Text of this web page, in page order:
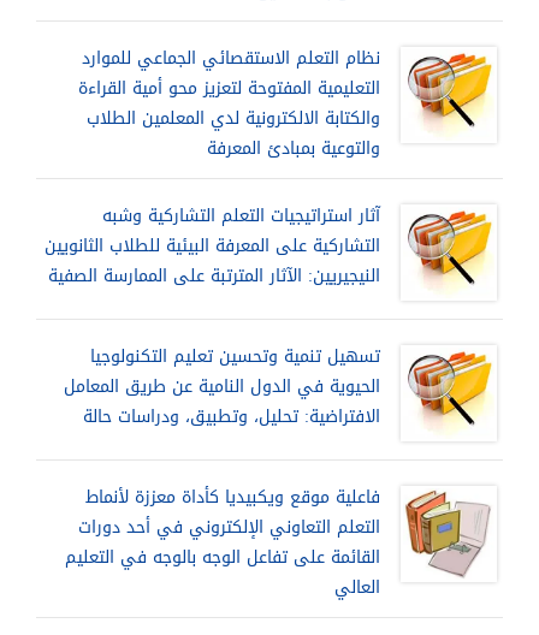
نظام التعلم الاستقصائي الجماعي للموارد
التعليمية المفتوحة لتعزيز محو أمية القراءة
والكتابة الالكترونية لدي المعلمين الطلاب
والتوعية بمبادئ المعرفة
آثار استراتيجيات التعلم التشاركية وشبه
التشاركية على المعرفة البيئية للطلاب الثانويين
النيجيريين: الآثار المترتبة على الممارسة الصفية
تسهيل تنمية وتحسين تعليم التكنولوجيا
الحيوية في الدول النامية عن طريق المعامل
الافتراضية: تحليل، وتطبيق، ودراسات حالة
فاعلية موقع ويكبيديا كأداة معززة لأنماط
التعلم التعاوني الإلكتروني في أحد دورات
القائمة على تفاعل الوجه بالوجه في التعليم
العالي